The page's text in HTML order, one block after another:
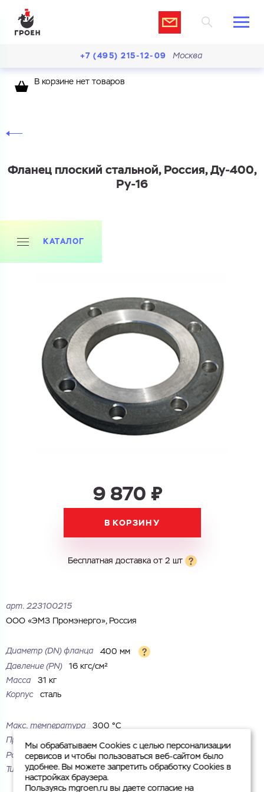
Купить как физ. лицо
Купить как юр. лицо
Номер телефона
Cоглашаюсь на обработку
ГОТОВО
Перечислите товары, которые вас интересуют
Запросить КП
Запросить Счёт
Имя
Номер телефона
Файл с реквизитами огранизации (любой формат, макс. 20
ГОТОВО
+7 (495) 215-12-09 Москва
В корзине нет товаров
Фланец плоский стальной, Россия, Ду-400,
Ру-16
КАТАЛОГ
9 870 ₽
В КОРЗИНУ
Бесплатная доставка от 2 шт
арт. 223100215
ООО «ЭМЗ Промэнерго», Россия
Диаметр (DN) фланца
400 мм
Давление (PN)
16 кгс/см²
Масса
31 кг
Корпус
сталь
Макс. температура
300 °С
Присоединение
под приварку
Рабочая среда
жидкие неагрессивные среды
Тип
плоский
Мы обрабатываем Cookies с целью персонализации
сервисов и чтобы пользоваться веб-сайтом было
удобнее. Вы можете запретить обработку Cookies в
настройках браузера.
Пользуясь mgroen.ru вы даете согласие на